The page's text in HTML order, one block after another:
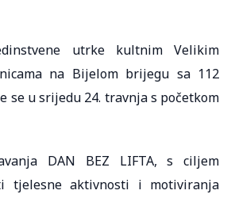
utrke kultnim Velikim
na Bijelom brijegu sa 112
se u srijedu 24. travnja s početkom
DAN BEZ LIFTA, s ciljem
tjelesne aktivnosti i motiviranja